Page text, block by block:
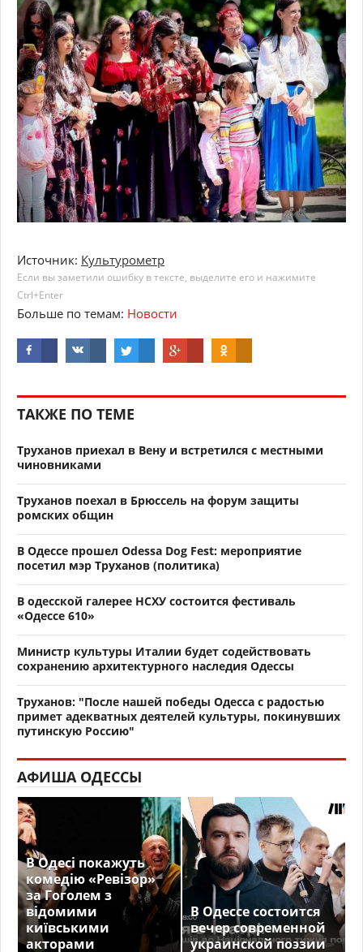
Источник: Культурометр
Если вы заметили ошибку в тексте, выделите его и нажимите
Ctrl+Enter
Больше по темам: Новости
ТАКЖЕ ПО ТЕМЕ
Труханов приехал в Вену и встретился с местными
чиновниками
Труханов поехал в Брюссель на форум защиты
ромских общин
В Одессе прошел Odessa Dog Fest: мероприятие
посетил мэр Труханов (политика)
В одесской галерее НСХУ состоится фестиваль
«Одессе 610»
Министр культуры Италии будет содействовать
сохранению архитектурного наследия Одессы
Труханов: "После нашей победы Одесса с радостью
примет адекватных деятелей культуры, покинувших
путинскую Россию"
АФИША ОДЕССЫ
В Одесі покажуть
комедію «Ревізор»
за Гоголем з
відомими
київськими
акторами
В Одессе состоится
вечер современной
украинской поэзии